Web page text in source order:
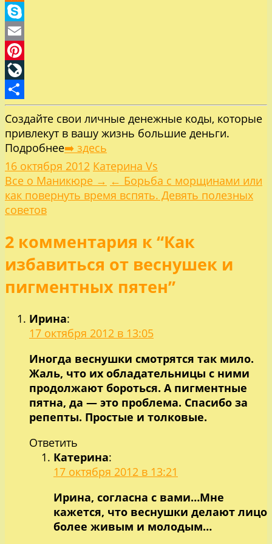
Odnoklassniki
Skype
Email
Pinterest
LiveJournal
Отправить
Создайте свои личные денежные коды, которые
привлекут в вашу жизнь большие деньги.
Подробнее➡️ здесь
16 октября 2012 Катерина Vs
Навигация
по
записям
Все о Маникюре → ← Борьба с морщинами или
как повернуть время вспять. Девять полезных
советов
2 комментария к “Как
избавиться от веснушек и
пигментных пятен”
Ирина:
17 октября 2012 в 13:05
Иногда веснушки смотрятся так мило.
Жаль, что их обладательницы с ними
продолжают бороться. А пигментные
пятна, да — это проблема. Спасибо за
репепты. Простые и толковые.
Ответить
Катерина:
17 октября 2012 в 13:21
Ирина, согласна с вами…Мне
кажется, что веснушки делают лицо
более живым и молодым…